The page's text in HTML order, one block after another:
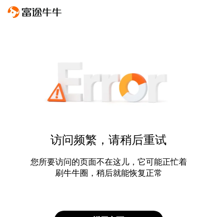
访问频繁，请稍后重试
您所要访问的页面不在这儿，它可能正忙着
刷牛牛圈，稍后就能恢复正常